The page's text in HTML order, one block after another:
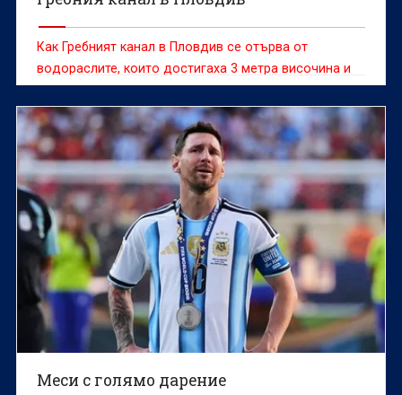
Как Гребният канал в Пловдив се отърва от
водораслите, които достигаха 3 метра височина и
пречеха на гребците?
Меси с голямо дарение